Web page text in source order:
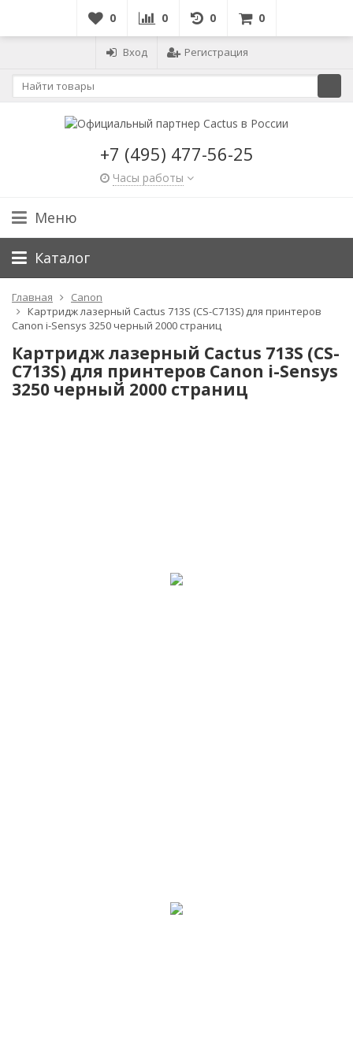
0 0 0 0
Вход Регистрация
+7 (495) 477-56-25
Часы работы
Меню
Каталог
Главная
Canon
Картридж лазерный Cactus 713S (CS-C713S) для принтеров
Canon i-Sensys 3250 черный 2000 страниц
Картридж лазерный Cactus 713S (CS-
C713S) для принтеров Canon i-Sensys
3250 черный 2000 страниц